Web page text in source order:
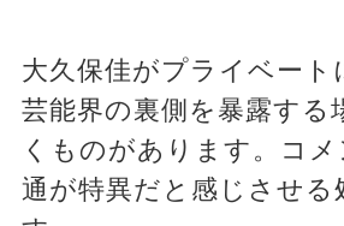
大久保佳がプライベート
芸能界の裏側を暴露する
くものがあります。コ
通が特異だと感じさせる